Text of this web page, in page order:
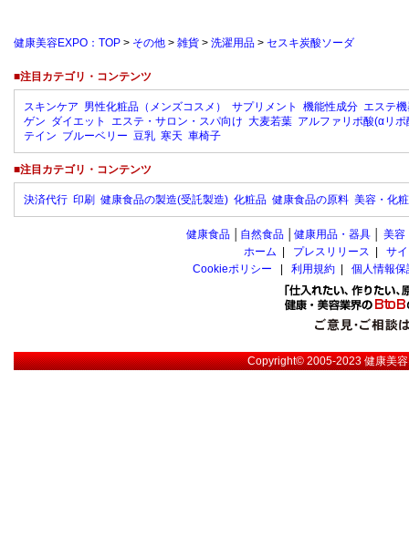
健康美容EXPO：TOP > その他 > 雑貨 > 洗濯用品 > セスキ炭酸ソーダ
■注目カテゴリ・コンテンツ
スキンケア 男性化粧品（メンズコスメ） サプリメント 機能性成分 エステ
ゲン ダイエット エステ・サロン・スパ向け 大麦若葉 アルファリポ酸(αリポ
テイン ブルーベリー 豆乳 寒天 車椅子
■注目カテゴリ・コンテンツ
決済代行 印刷 健康食品の製造(受託製造) 化粧品 健康食品の原料 美容・化
健康食品 自然食品 健康用品・器具 美容
ホーム
プレスリリース
サ
Cookieポリシー
利用規約 個人情報
Copyright© 2005-2023健康美